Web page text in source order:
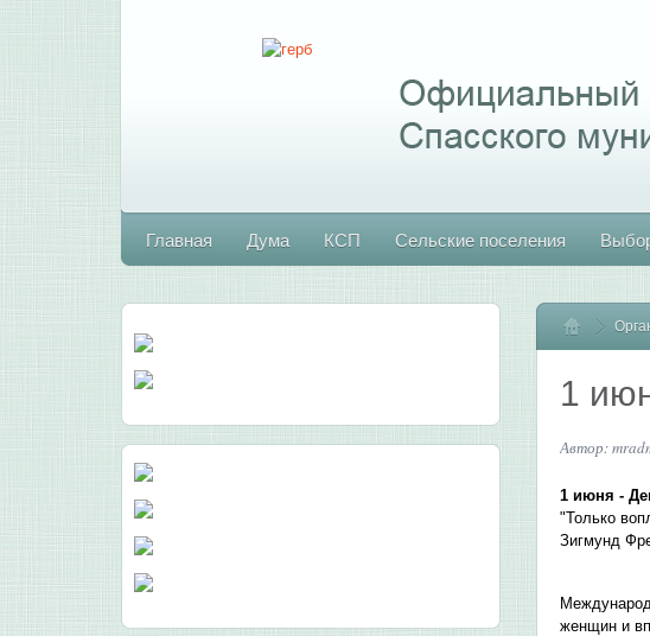
Главная Дума КСП Сельские поселения
1
Автор:
1 июня -
"Только
Зигмунд
женщин и